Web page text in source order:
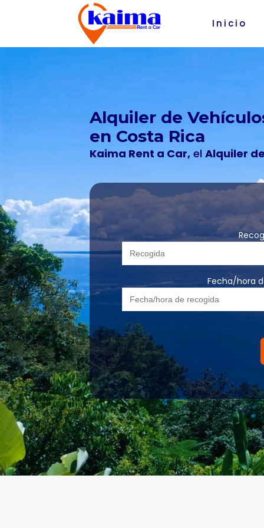
Inicio
Alquiler de
en Costa Rica
Kaima Rent a Car, el Alquiler
Fecha/hora